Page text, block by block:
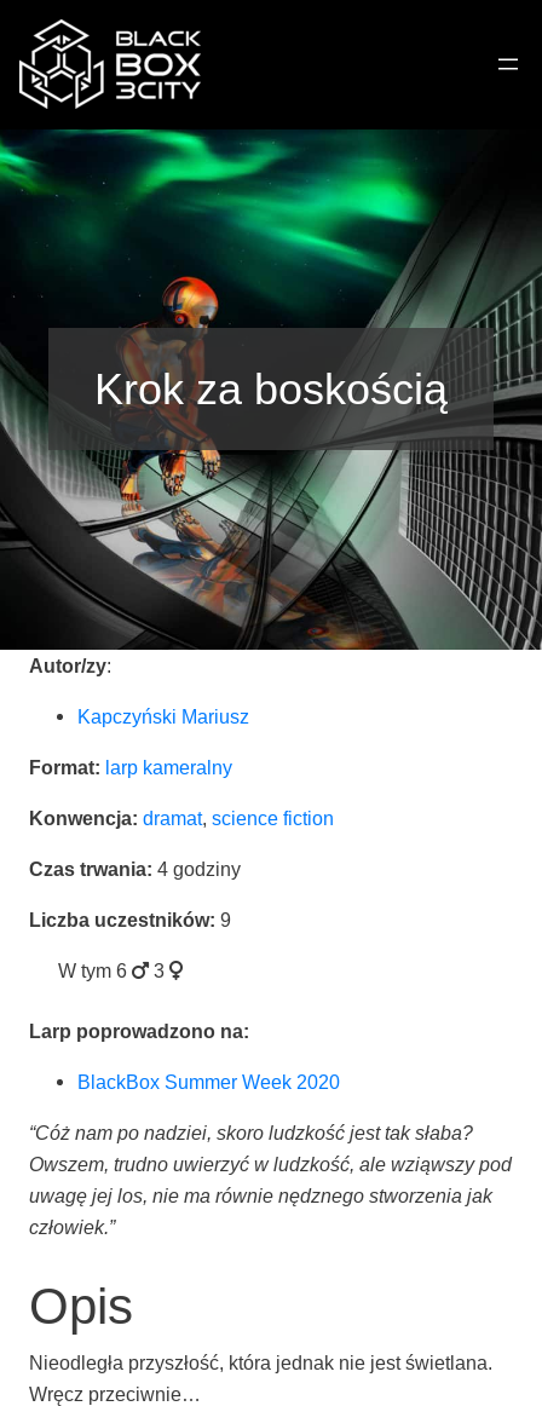
Krok za boskością
Autor/zy:
Kap­czyń­ski Mariusz
For­mat: larp kame­ral­ny
Kon­wen­cja: dra­mat, scien­ce fiction
Czas trwa­nia: 4 godzi­ny
Licz­ba uczest­ni­ków: 9
W tym 6 3
Larp popro­wa­dzo­no na:
Black­Box Sum­mer Week 2020
“Cóż nam po nadziei, sko­ro ludz­kość jest tak sła­ba?
Owszem, trud­no uwie­rzyć w ludz­kość, ale wziąw­szy pod
uwa­gę jej los, nie ma rów­nie nędz­ne­go stwo­rze­nia jak
człowiek.”
Opis
Nie­od­le­gła przy­szłość, któ­ra jed­nak nie jest świe­tla­na.
Wręcz prze­ciw­nie…